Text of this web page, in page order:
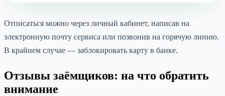
Отписаться можно через личный кабинет, написав на
электронную почту сервиса или позвонив на горячую линию.
В крайнем случае — заблокировать карту в банке.
Отзывы заёмщиков: на что обратить
внимание